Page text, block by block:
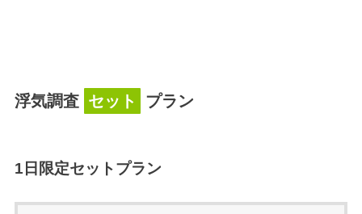
浮気調査 セット プラン
1日限定セットプラン